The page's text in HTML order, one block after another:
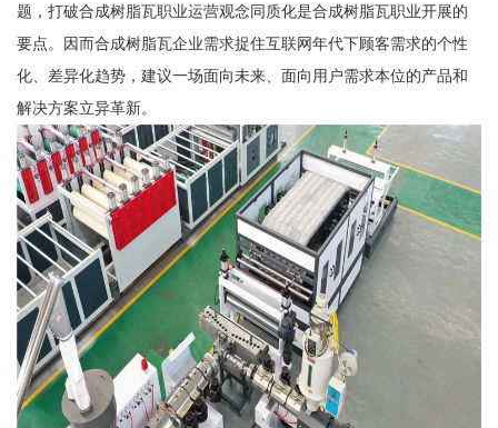
题，打破合成树脂瓦职业运营观念同质化是合成树脂瓦职业开展的
要点。因而合成树脂瓦企业需求捉住互联网年代下顾客需求的个性
化、差异化趋势，建议一场面向未来、面向用户需求本位的产品和
解决方案立异革新。